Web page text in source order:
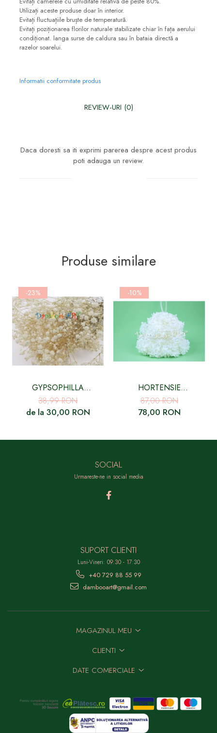
Utilizați aceste produse doar în interior.
Evitați fluctuațiile bruște de temperatură.
Evitați poziționarea florilor naturale stabilizate chiar în fața aerului
condiționat. langa surse de caldura sau în bataia directă a
razelor soarelui.
Informatii conformitate produs
REVIEW-URI (0)
Daca doresti sa iti exprimi parerea despre acest produs
poti adauga un review.
Produse similare
-23%
GYPSOPHILLA
CRIOGENATA ALBA
38,99 RON
de la 30,00 RON
-10%
HORTENSIE
CRIOGENATA CU FLORI
MICI ALBA
87,00 RON
78,00 RON
SOCIAL
Urmareste-ne in social media
SUPORT CLIENTI
Luni-Vineri: 09:30 - 17:30
+40 729 88 55 99
dambooart@gmail.com
MAGAZINUL MEU
CLIENTI
DATE COMERCIALE